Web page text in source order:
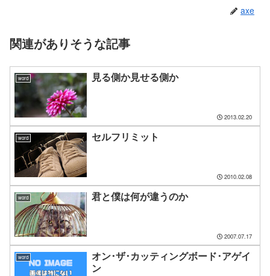
axe
関連がありそうな記事
word 見る側か見せる側か
2013.02.20
word セルフリミット
2010.02.08
word 君と僕は何が違うのか
2007.07.17
word
オン･ザ･カッティングボード･アゲイ
ン